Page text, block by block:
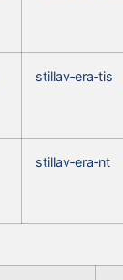
stillav‑era‑tis
stillav‑era‑nt